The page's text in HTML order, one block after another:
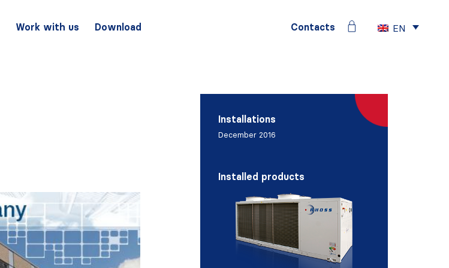
Work with us Download Contacts EN
Installations
December 2016
Installed products